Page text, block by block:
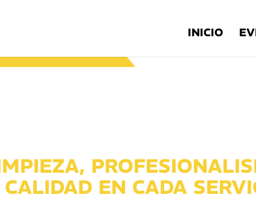
INICIO
EN CADA